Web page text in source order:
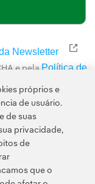
Newsletter Link
e pela Política de
Informação legal
próprios e
de usuário.
de suas
privacidade,
de
que o